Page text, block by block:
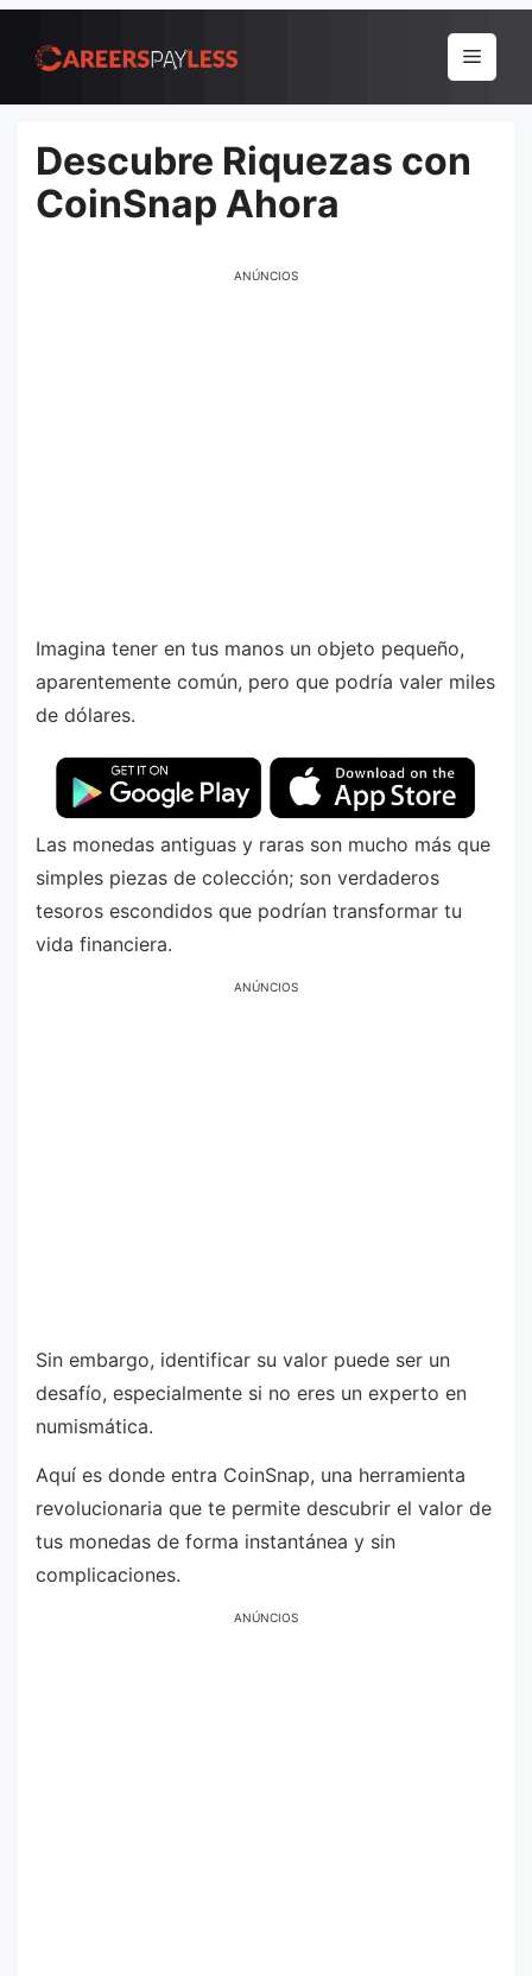
para
conteúdo
Menu
Descubre Riquezas con
CoinSnap Ahora
ANÚNCIOS
Imagina tener en tus manos un objeto pequeño,
aparentemente común, pero que podría valer miles
de dólares.
Las monedas antiguas y raras son mucho más que
simples piezas de colección; son verdaderos
tesoros escondidos que podrían transformar tu
vida financiera.
ANÚNCIOS
Sin embargo, identificar su valor puede ser un
desafío, especialmente si no eres un experto en
numismática.
Aquí es donde entra CoinSnap, una herramienta
revolucionaria que te permite descubrir el valor de
tus monedas de forma instantánea y sin
complicaciones.
ANÚNCIOS